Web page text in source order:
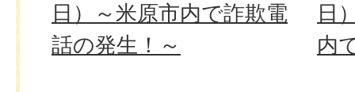
日）～米原市内で詐欺電
話の発生！～
日
内